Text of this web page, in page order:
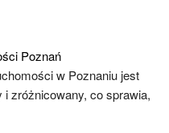
Poznań
w Poznaniu jest
i zróżnicowany, co sprawia,